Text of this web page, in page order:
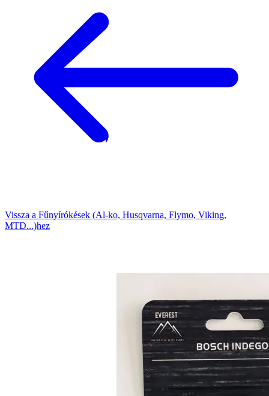
Vissza a Fűnyírókések (Al-ko, Husqvarna, Flymo, Viking,
MTD...)hez